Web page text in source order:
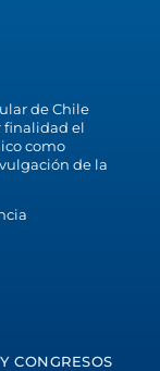
de Chile
finalidad el
como
de la
CONGRESOS